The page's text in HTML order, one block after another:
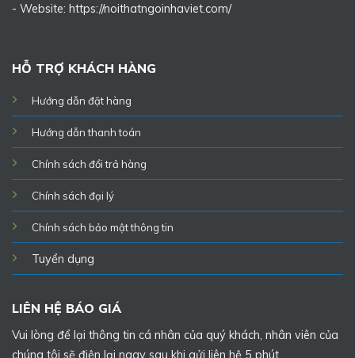
- Website: https://noithatngoinhaviet.com/
HỖ TRỢ KHÁCH HÀNG
Hướng dẫn đặt hàng
Hướng dẫn thanh toán
Chính sách đổi trả hàng
Chính sách đại lý
Chính sách bảo mật thông tin
Tuyển dụng
LIÊN HỆ BÁO GIÁ
Vui lòng để lại thông tin cá nhân của quý khách, nhân viên của
chúng tôi sẽ điện lại ngay sau khi gửi liên hệ 5 phút.